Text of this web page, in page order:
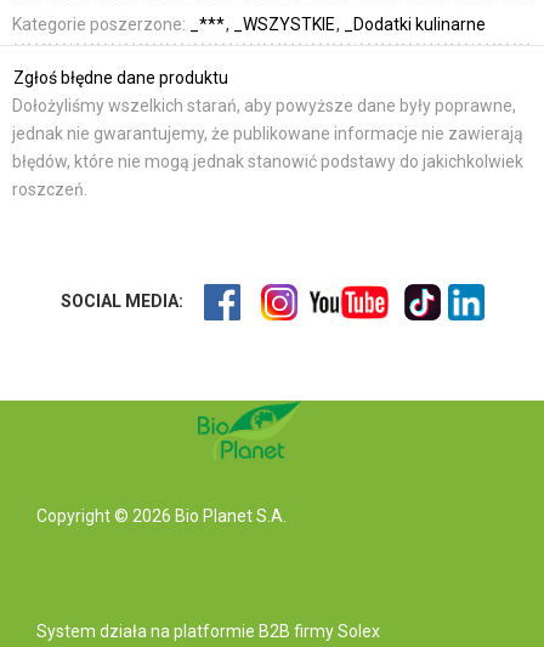
Kategorie poszerzone: _*** _WSZYSTKIE _Dodatki kulinarne
Zgłoś błędne dane produktu
Dołożyliśmy wszelkich starań, aby powyższe dane były poprawne,
jednak nie gwarantujemy, że publikowane informacje nie zawierają
błędów, które nie mogą jednak stanowić podstawy do jakichkolwiek
roszczeń.
SOCIAL MEDIA:
Copyright © 2026 Bio Planet S.A.
System działa na platformie B2B firmy Solex